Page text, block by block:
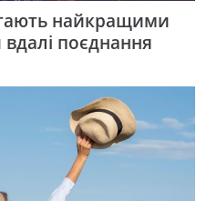
найкращими
поєднання